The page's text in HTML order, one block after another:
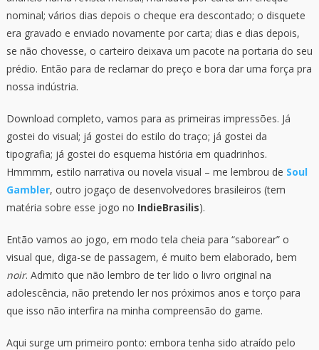
nominal; vários dias depois o cheque era descontado; o disquete
era gravado e enviado novamente por carta; dias e dias depois,
se não chovesse, o carteiro deixava um pacote na portaria do seu
prédio. Então para de reclamar do preço e bora dar uma força pra
nossa indústria.
Download completo, vamos para as primeiras impressões. Já
gostei do visual; já gostei do estilo do traço; já gostei da
tipografia; já gostei do esquema história em quadrinhos.
Hmmmm, estilo narrativa ou novela visual – me lembrou de Soul
Gambler, outro jogaço de desenvolvedores brasileiros (tem
matéria sobre esse jogo no IndieBrasilis).
Então vamos ao jogo, em modo tela cheia para “saborear” o
visual que, diga-se de passagem, é muito bem elaborado, bem
noir. Admito que não lembro de ter lido o livro original na
adolescência, não pretendo ler nos próximos anos e torço para
que isso não interfira na minha compreensão do game.
Aqui surge um primeiro ponto: embora tenha sido atraído pelo